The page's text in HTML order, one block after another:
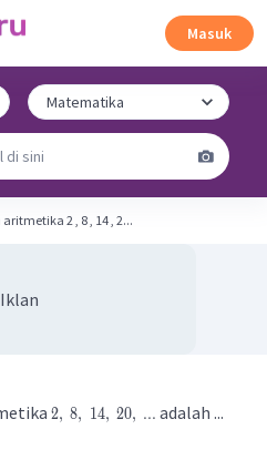
Masuk
2 , 8 , 14 , 2...
Iklan
2, 8, 14, 20, ... adalah ...